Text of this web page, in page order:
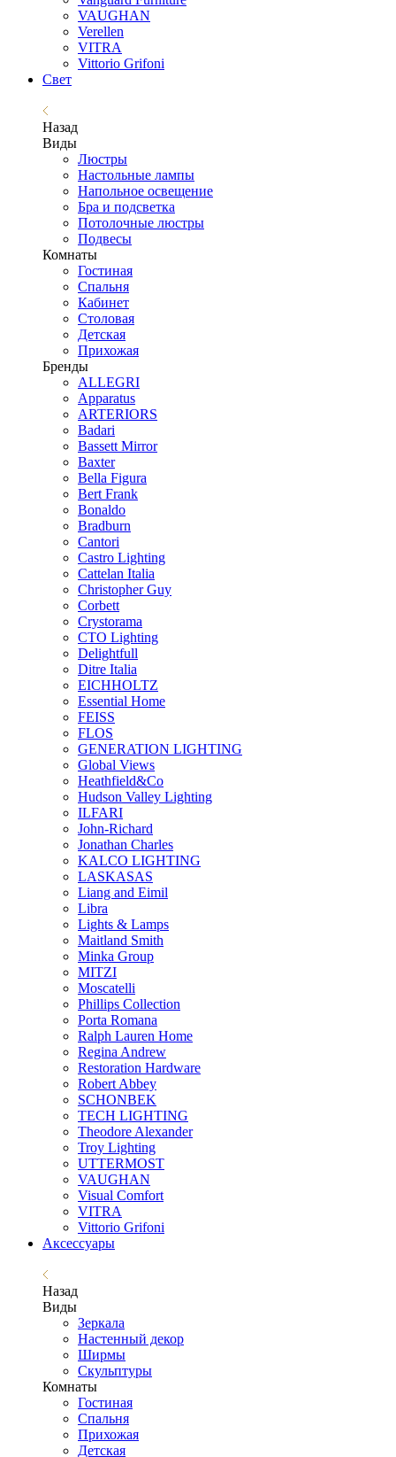
VAUGHAN
Verellen
VITRA
Vittorio Grifoni
Свет
Назад
Виды
Люстры
Настольные лампы
Напольное освещение
Бра и подсветка
Потолочные люстры
Подвесы
Комнаты
Гостиная
Спальня
Кабинет
Столовая
Детская
Прихожая
Бренды
ALLEGRI
Apparatus
ARTERIORS
Badari
Bassett Mirror
Baxter
Bella Figura
Bert Frank
Bonaldo
Bradburn
Cantori
Castro Lighting
Cattelan Italia
Christopher Guy
Corbett
Crystorama
CTO Lighting
Delightfull
Ditre Italia
EICHHOLTZ
Essential Home
FEISS
FLOS
GENERATION LIGHTING
Global Views
Heathfield&Co
Hudson Valley Lighting
ILFARI
John-Richard
Jonathan Charles
KALCO LIGHTING
LASKASAS
Liang and Eimil
Libra
Lights & Lamps
Maitland Smith
Minka Group
MITZI
Moscatelli
Phillips Collection
Porta Romana
Ralph Lauren Home
Regina Andrew
Restoration Hardware
Robert Abbey
SCHONBEK
TECH LIGHTING
Theodore Alexander
Troy Lighting
UTTERMOST
VAUGHAN
Visual Comfort
VITRA
Vittorio Grifoni
Аксессуары
Назад
Виды
Зеркала
Настенный декор
Ширмы
Скульптуры
Комнаты
Гостиная
Спальня
Прихожая
Детская